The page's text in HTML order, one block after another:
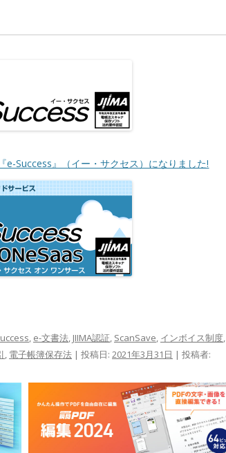
e-Success』（イー・サクセス）になりました!
, e-文書法, JIIMA認証, ScanSave, インボイス制度,
, 電子帳簿保存法 | 投稿日: 2021年3月31日 | 投稿者: